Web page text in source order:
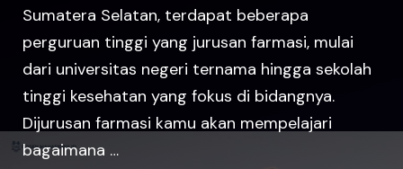
Sumatera Selatan, terdapat beberapa
perguruan tinggi yang jurusan farmasi, mulai
dari universitas negeri ternama hingga sekolah
tinggi kesehatan yang fokus di bidangnya.
Dijurusan farmasi kamu akan mempelajari
bagaimana …